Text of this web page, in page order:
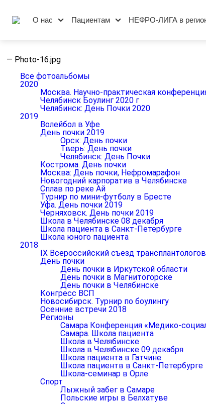
О нас Пациентам НЕФРО-ЛИГА в
— Photo-16.jpg
Все фотоальбомы
2020
Москва. Научно-практическая
Челябинск Боулинг 2020 г
Челябинск: День Почки 2020
2019
Волейбол в Уфе
День почки 2019
Орск: День почки
Тверь: День почки
Челябинск: День Почки
Кострома. День почки
Москва: День почки, Нефромарафон
Новогодний карпоратив в Челябинске
Сплав по реке Ай
Турнир по мини-футболу в Бресте
Уфа. День почки 2019
Черняховск. День почки 2019
Школа в Челябинске 08 декабря
Школа пациента в Санкт-Петербурге
Школа юного пациента
2018
IX Всероссийский съезд трансплантологов
День почки
День почки в Иркутской области
День почки в Магнитогорске
День почки в Челябинске
Конгресс ВСП
Новосибирск. Турнир по боулингу
Осенние встречи 2018
Регионы
Самара Конференция «Медико-
Самара. Школа пациента
Школа в Челябинске
Школа в Челябинске 09 декабря
Школа пациента в Гатчине
Школа пациентв в Санкт-Петербурге
Школа-семинар в Орле
Спорт
Лыжный забег в Самаре
Польские игры в Белхатуве